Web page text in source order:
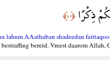
ذِكْرًا﴿١٠﴾
lahum AAathaban shadeedan
bereid. Vreest daarom